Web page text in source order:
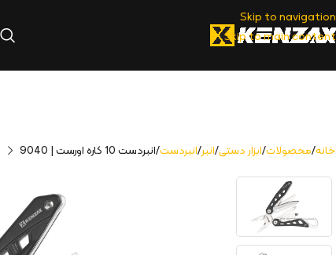
Skip to navigation
Skip to main content
خانه محصولات ابزار دستی انبر انبردست انبردست 10 کاره اورست | 9040